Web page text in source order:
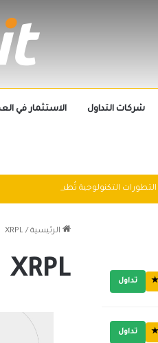
شركات التداول الاستثمار في
الرئيسية /
XRPL
XRPL تداول
تداول